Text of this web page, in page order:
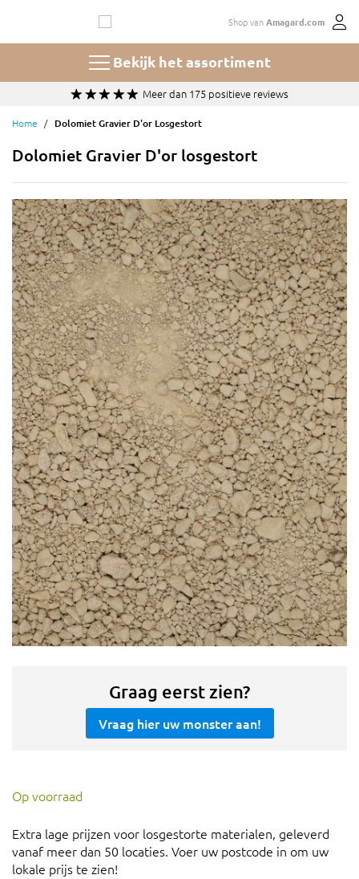
de
Shop vanAmagard.com
Bekijk het assortiment
Meer dan 175 positieve reviews
Home Dolomiet Gravier D'or Losgestort
Dolomiet Gravier D'or losgestort
Graag eerst zien?
Vraag hier uw monster aan!
Op voorraad
Extra lage prijzen voor losgestorte materialen, geleverd
vanaf meer dan 50 locaties. Voer uw postcode in om uw
lokale prijs te zien!